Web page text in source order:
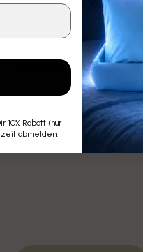
speziell
gesunde
Rabatt (nur
abmelden.